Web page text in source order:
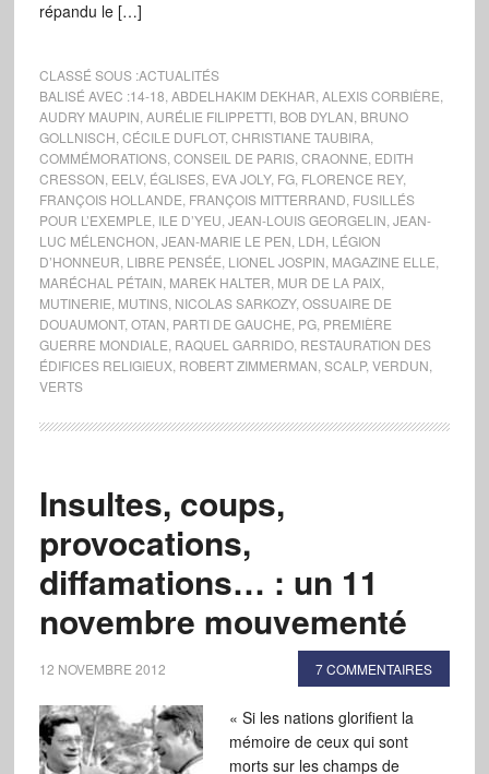
répandu le […]
CLASSÉ SOUS :ACTUALITÉS
BALISÉ AVEC :14-18 ABDELHAKIM DEKHAR ALEXIS CORBIÈRE
AUDRY MAUPIN AURÉLIE FILIPPETTI, BOB DYLAN BRUNO
GOLLNISCH CÉCILE DUFLOT, CHRISTIANE TAUBIRA,
COMMÉMORATIONS, CONSEIL DE PARIS, CRAONNE EDITH
CRESSON EELV, ÉGLISES, EVA JOLY, FG, FLORENCE REY,
FRANÇOIS HOLLANDE FRANÇOIS MITTERRAND FUSILLÉS
POUR L’EXEMPLE ILE D’YEU JEAN-LOUIS GEORGELIN JEAN-
LUC MÉLENCHON JEAN-MARIE LE PEN LDH LÉGION
D’HONNEUR LIBRE PENSÉE LIONEL JOSPIN MAGAZINE ELLE
MARÉCHAL PÉTAIN MAREK HALTER MUR DE LA PAIX,
MUTINERIE MUTINS, NICOLAS SARKOZY, OSSUAIRE DE
DOUAUMONT, OTAN PARTI DE GAUCHE PG, PREMIÈRE
GUERRE MONDIALE RAQUEL GARRIDO, RESTAURATION DES
ÉDIFICES RELIGIEUX, ROBERT ZIMMERMAN SCALP, VERDUN
VERTS
Insultes, coups,
provocations,
diffamations… : un 11
novembre mouvementé
12 NOVEMBRE 2012 7 COMMENTAIRES
« Si les nations glorifient la
mémoire de ceux qui sont
morts sur les champs de